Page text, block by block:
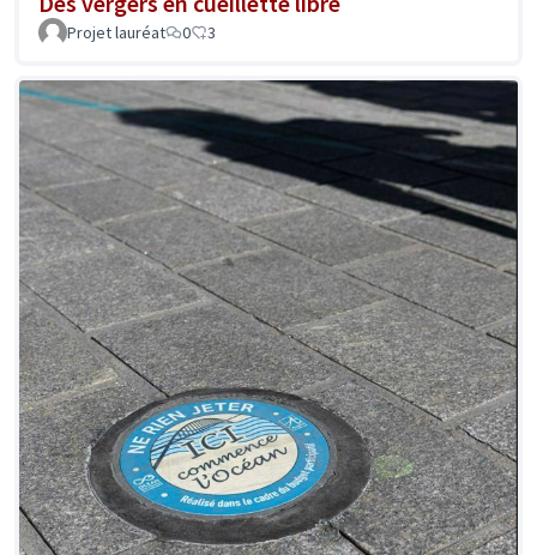
Projet lauréat 0 3